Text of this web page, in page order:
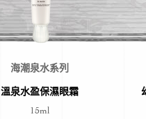
海潮泉水系列
溫泉水盈保濕眼霜
15ml